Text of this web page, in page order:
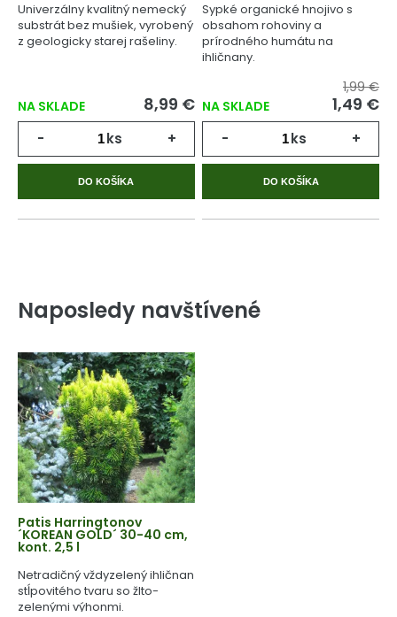
Univerzálny kvalitný nemecký
substrát bez mušiek, vyrobený
z geologicky starej rašeliny.
NA SKLADE 8,99 €
- ks +
DO KOŠÍKA
Sypké organické hnojivo s
obsahom rohoviny a
prírodného humátu na
ihličnany.
NA SKLADE
1,99 €
1,49 €
- ks +
DO KOŠÍKA
Naposledy navštívené
Patis Harringtonov
´KOREAN GOLD´ 30-40 cm,
kont. 2,5 l
Netradičný vždyzelený ihličnan
stĺpovitého tvaru so žlto-
zelenými výhonmi.